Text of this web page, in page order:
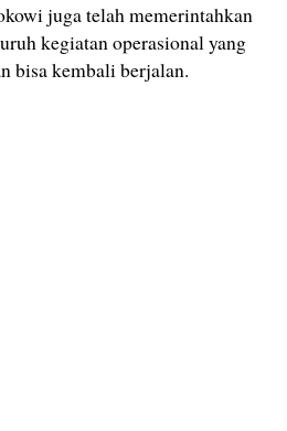
juga telah memerintahkan
kegiatan operasional yang
bisa kembali berjalan.